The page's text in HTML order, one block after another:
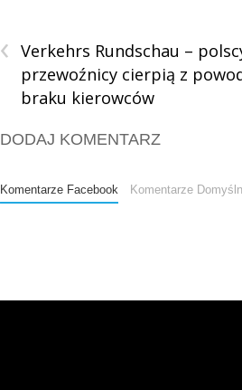
‹ Verkehrs Rundschau –
przewoźnicy cierpią z
braku kierowców
DODAJ KOMENTARZ
Komentarze Facebook Komentarze